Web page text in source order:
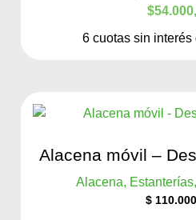
6 cuotas sin interés
Alacena móvil –
Alacena,
$